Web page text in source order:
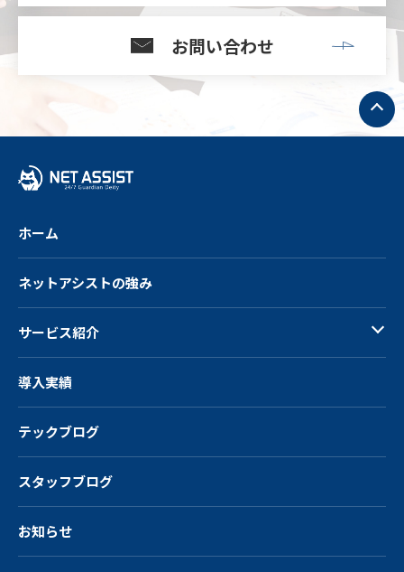
お問い合わせ
ト
ッ
プ
へ
ホーム
ネットアシストの強み
サービス紹介
導入実績
テックブログ
スタッフブログ
お知らせ